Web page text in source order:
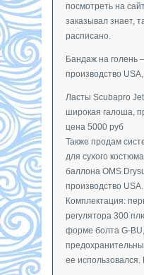
посмотреть на
заказывал знает,
расписано.
Бандаж на голень
производство
Ласты Scubapro
широкая галоша,
цена 5000 руб
Также продам
для сухого
баллона OMS
производство USA.
Комплектация:
регулятора 300
форме болта G-
ее